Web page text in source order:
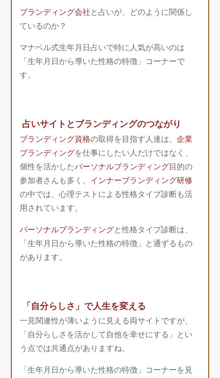
ブランディング会社 と占いが、どのように関係し
ているのか？
マナベル式生年月日占いで特に人気が高いのは
「生年月日から導いた性格の特徴」コーナーで
す。
占いサイトとブランディングのつながり
ブランディング資格の取得を目指す人達は、企業
ブランディングを仕事にしたい人だけではなく、
個性を活かしたパーソナルブランディング目的の
参加者さんも多く、 インナーブランディング研修
の中では、心理テストによる性格タイプ診断も活
用されています。
パーソナルブランディングと性格タイプ診断は、
「生年月日から導いた性格の特徴」と通ずるもの
があります。
「自分らしさ」で人生を変える
一見関連性が薄いように見える両サイトですが、
「自分らしさを活かして自他を幸せにする」とい
う点では共通点がありますね。
「生年月日から導いた性格の特徴」コーナーを見